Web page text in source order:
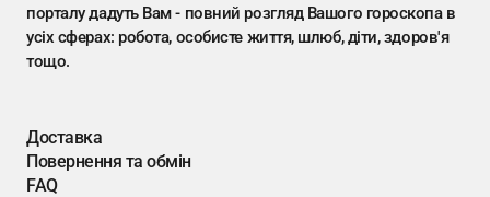
порталу дадуть Вам - повний розгляд Вашого гороскопа в
усіх сферах: робота, особисте життя, шлюб, діти, здоров'я
тощо.
Доставка
Повернення та обмін
FAQ